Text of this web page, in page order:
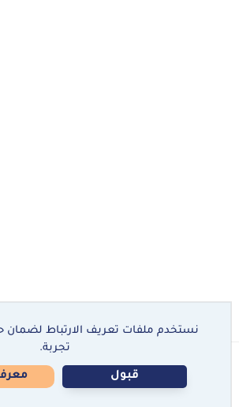
الأرق
نستخدم ملفات تعريف الارتباط
تجربة.
قبول